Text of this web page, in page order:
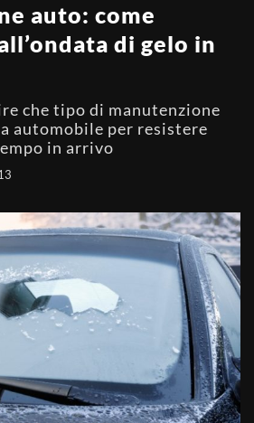
auto: come
di gelo in
che tipo di manutenzione
automobile per resistere
in arrivo